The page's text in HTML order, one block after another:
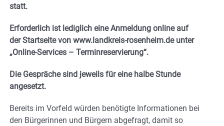
statt.
Erforderlich ist lediglich eine Anmeldung online auf
der Startseite von www.landkreis-rosenheim.de unter
„Online-Services – Terminreservierung“.
Die Gespräche sind jeweils für eine halbe Stunde
angesetzt.
Bereits im Vorfeld würden benötigte Informationen bei
den Bürgerinnen und Bürgern abgefragt, damit so